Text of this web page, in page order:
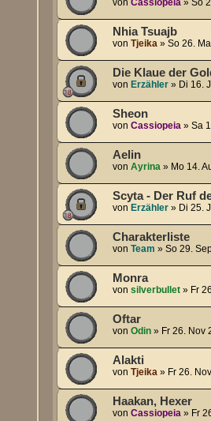
Nhia Tsuajb
vonTjeika »So 26.
Die Klaue der
vonErzähler » Di 16.
Sheon
vonCassiopeia »Sa
Aelin
vonAyrina » Mo 14.
Scyta - Der Ruf
vonErzähler » Di 25.
Charakterliste
vonTeam »So 29.
Monra
vonsilverbullet » Fr
Oftar
vonOdin » Fr 26. Nov
Alakti
vonTjeika » Fr 26.
Haakan, Hexer
vonCassiopeia » Fr